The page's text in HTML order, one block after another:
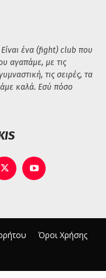
ένα (fight) club που
αγαπάμε, με τις
τις σειρές, τα
καλά. Εσύ πόσο
Όροι Χρήσης